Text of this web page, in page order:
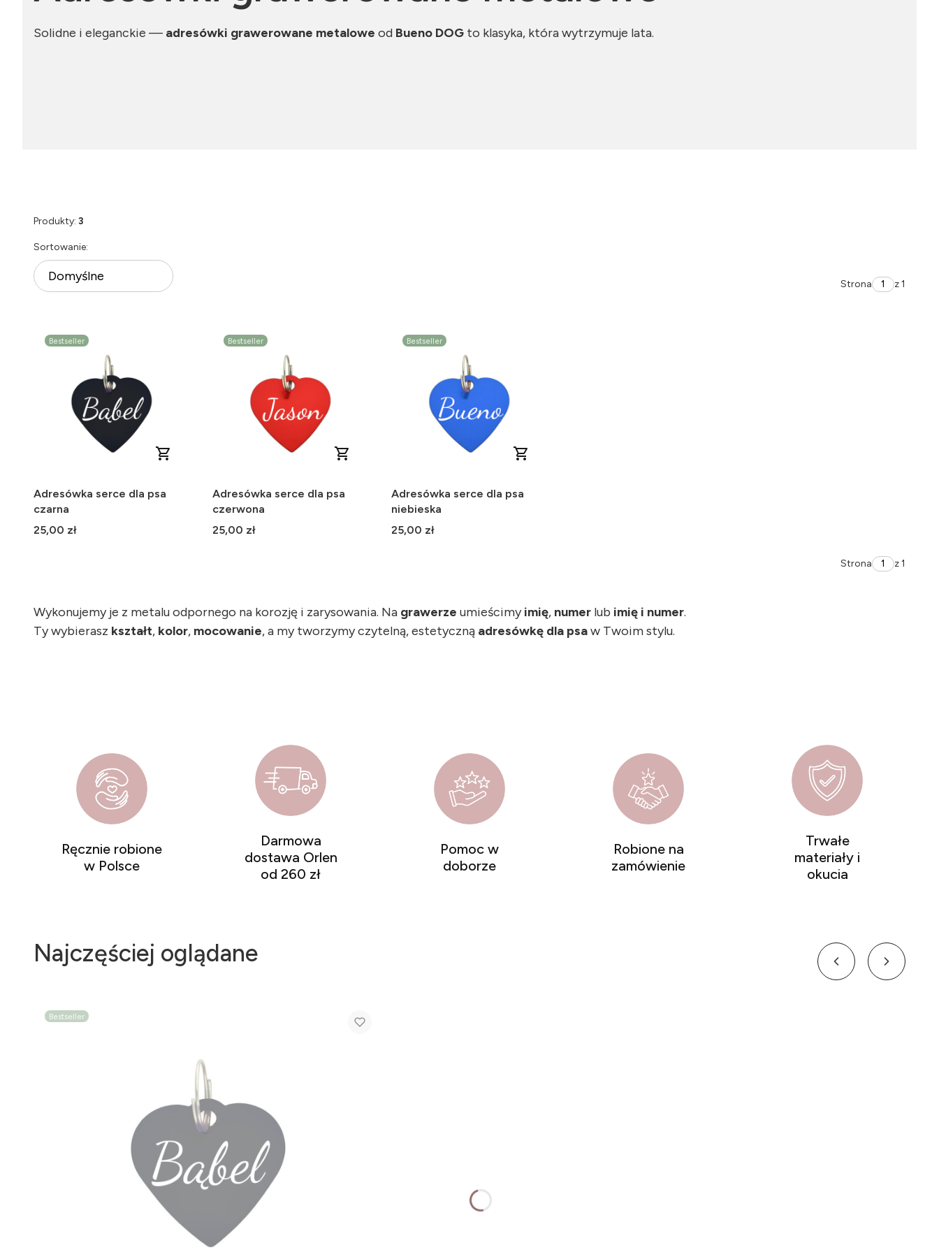
Solidne i eleganckie — adresówki grawerowane metalowe od Bueno DOG to klasyka, która wytrzymuje lata.
Produkty: 3
Lista produktów
Sortowanie:
Domyślne
Strona z 1
Bestseller
Adresówka serce dla psa
czarna
Cena
25,00 zł
Bestseller
Adresówka serce dla psa
czerwona
Cena
25,00 zł
Bestseller
Adresówka serce dla psa
niebieska
Cena
25,00 zł
Strona z 1
Wykonujemy je z metalu odpornego na korozję i zarysowania. Na grawerze umieścimyimię, numer lub imię i numer.
Ty wybierasz kształt, kolor, mocowanie, a my tworzymy czytelną, estetyczną adresówkę dla psaw Twoim stylu.
Ręcznie robione
w Polsce
Darmowa
dostawa Orlen
od 260 zł
Pomoc w
doborze
Robione na
zamówienie
Trwałe
materiały i
okucia
Najczęściej oglądane
Bestseller